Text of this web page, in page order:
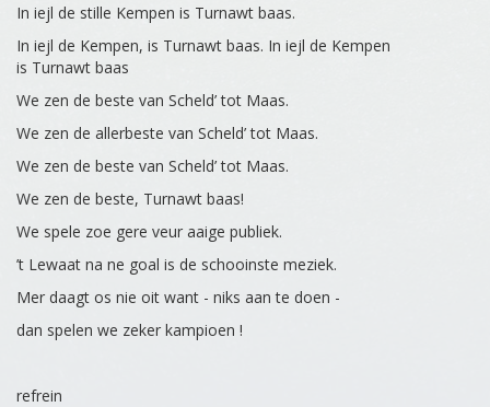
In iejl de stille Kempen is Turnawt baas.
In iejl de Kempen, is Turnawt baas. In iejl de Kempen
is Turnawt baas
We zen de beste van Scheld’ tot Maas.
We zen de allerbeste van Scheld’ tot Maas.
We zen de beste van Scheld’ tot Maas.
We zen de beste, Turnawt baas!
We spele zoe gere veur aaige publiek.
’t Lewaat na ne goal is de schooinste meziek.
Mer daagt os nie oit want - niks aan te doen -
dan spelen we zeker kampioen !
refrein